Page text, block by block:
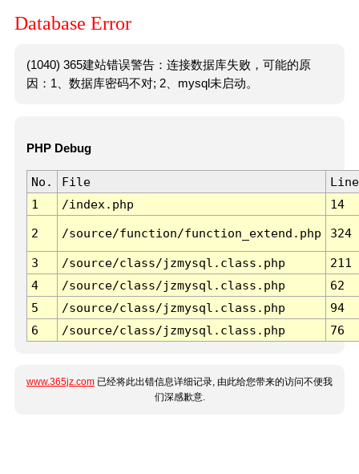
Database Error
(1040) 365建站错误警告：连接数据库失败，可能的原
因：1、数据库密码不对; 2、mysql未启动。
PHP Debug
No. File
Line
1
/index.php 14
2 /source/function/function_extend.php 324
3 /source/class/jzmysql.class.php
211
4
/source/class/jzmysql.class.php
62
5
/source/class/jzmysql.class.php
94
6
/source/class/jzmysql.class.php 76
www.365jz.com 已经将此出错信息详细记录, 由此给您带来的访问不便我
们深感歉意.